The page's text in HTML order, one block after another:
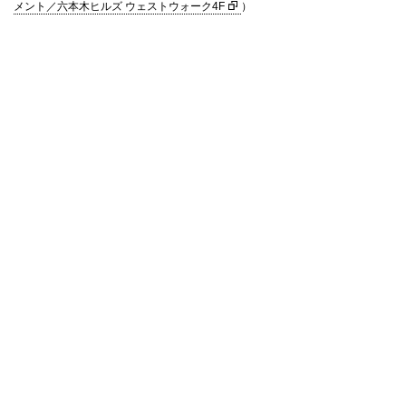
メント／六本木ヒルズ ウェストウォーク4F ）